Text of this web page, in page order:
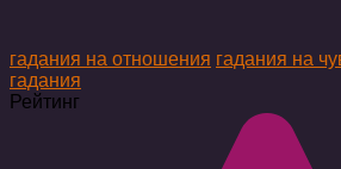
гадания на отношения гадания на
гадания
Рейтинг